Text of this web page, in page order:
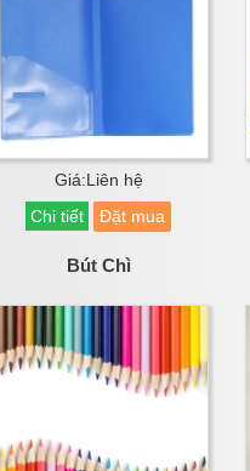
Giá:Liên hệ
Chi tiết
Đặt mua
Bút Chì